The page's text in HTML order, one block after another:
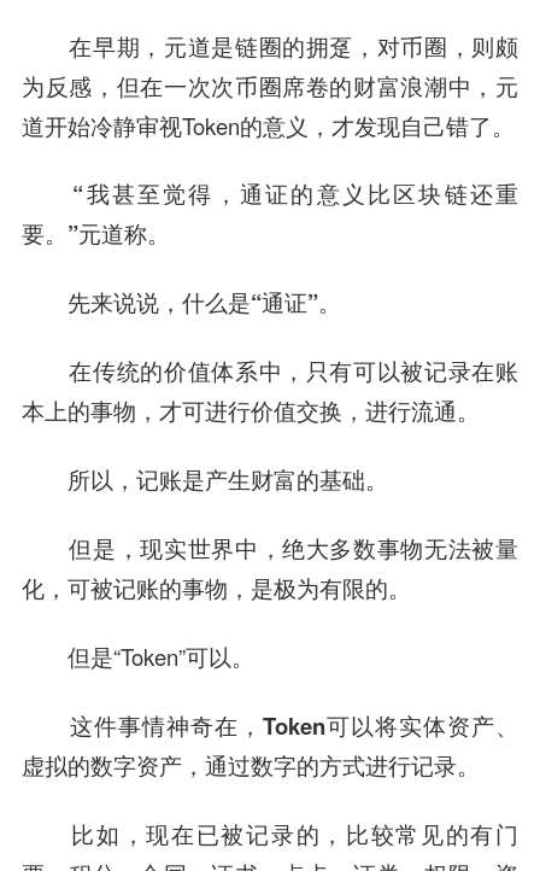
在早期，元道是链圈的拥趸，对币圈，则颇
为反感，但在一次次币圈席卷的财富浪潮中，元
道开始冷静审视Token的意义，才发现自己错了。
“我甚至觉得，通证的意义比区块链还重
要。”元道称。
先来说说，什么是“通证”。
在传统的价值体系中，只有可以被记录在账
本上的事物，才可进行价值交换，进行流通。
所以，记账是产生财富的基础。
但是，现实世界中，绝大多数事物无法被量
化，可被记账的事物，是极为有限的。
但是“Token”可以。
这件事情神奇在，Token可以将实体资产、
虚拟的数字资产，通过数字的方式进行记录。
比如，现在已被记录的，比较常见的有门